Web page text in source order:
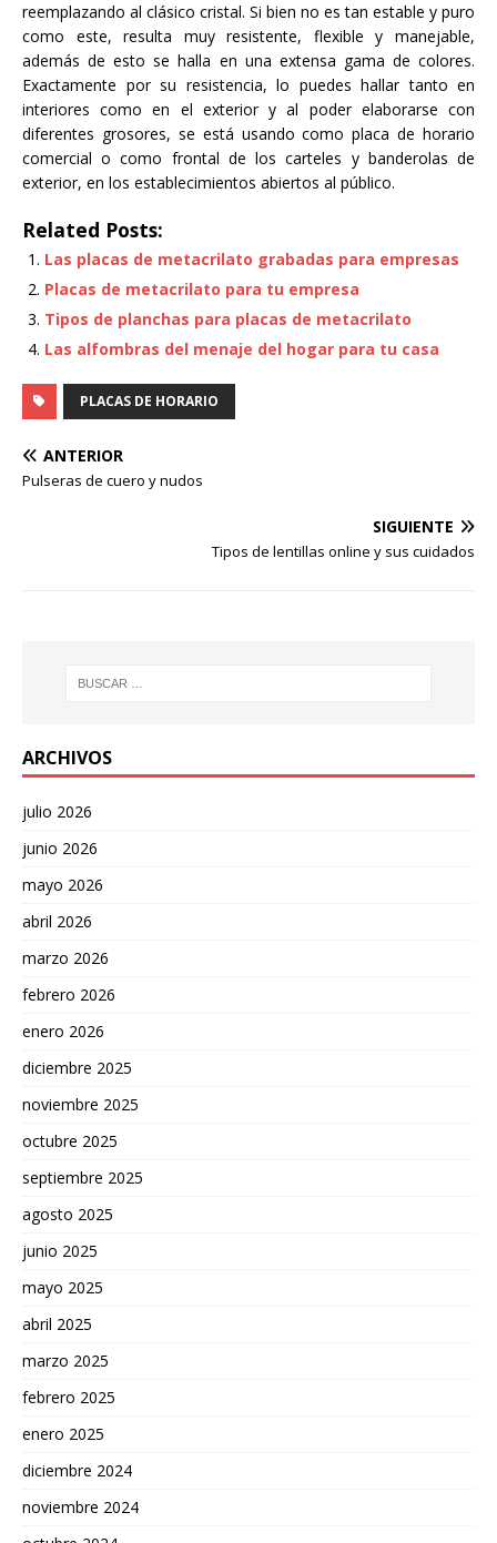
reemplazando al clásico cristal. Si bien no es tan estable y puro
como este, resulta muy resistente, flexible y manejable,
además de esto se halla en una extensa gama de colores.
Exactamente por su resistencia, lo puedes hallar tanto en
interiores como en el exterior y al poder elaborarse con
diferentes grosores, se está usando como placa de horario
comercial o como frontal de los carteles y banderolas de
exterior, en los establecimientos abiertos al público.
Related Posts:
Las placas de metacrilato grabadas para empresas
Placas de metacrilato para tu empresa
Tipos de planchas para placas de metacrilato
Las alfombras del menaje del hogar para tu casa
PLACAS DE HORARIO
ANTERIOR
Pulseras de cuero y nudos
SIGUIENTE
Tipos de lentillas online y sus cuidados
ARCHIVOS
julio 2026
junio 2026
mayo 2026
abril 2026
marzo 2026
febrero 2026
enero 2026
diciembre 2025
noviembre 2025
octubre 2025
septiembre 2025
agosto 2025
junio 2025
mayo 2025
abril 2025
marzo 2025
febrero 2025
enero 2025
diciembre 2024
noviembre 2024